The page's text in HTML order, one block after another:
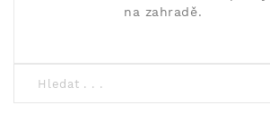
na zahradě.